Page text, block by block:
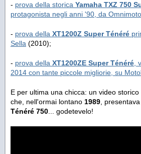
- prova della storica Yamaha TXZ 750
protagonista negli anni '90, da
- prova della XT1200Z Super Ténéré
Sella (2010);
- prova della XT1200ZE Super Ténéré,
2014 con tante piccole migliorie, su
E per ultima una chicca: un video storico
che, nell'ormai lontano 1989,
Ténéré 750... godetevelo!